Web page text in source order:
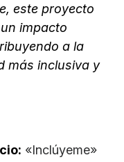
este proyecto
impacto
a la
más inclusiva y
«Inclúyeme»